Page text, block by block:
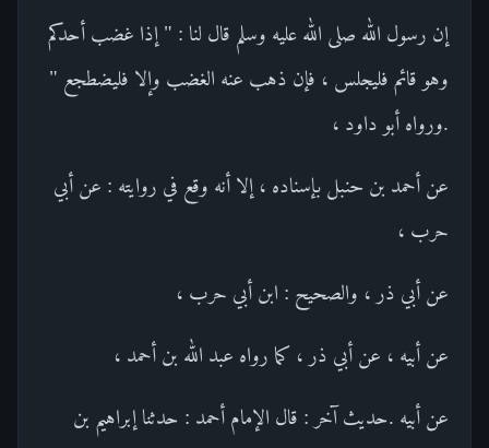
إن رسول الله صلى الله عليه وسلم قال لنا : " إذا غضب أحدكم
وهو قائم فليجلس ، فإن ذهب عنه الغضب وإلا فليضطجع "
.ورواه أبو داود ،
عن أحمد بن حنبل بإسناده ، إلا أنه وقع في روايته : عن أبي
حرب ،
عن أبي ذر ، والصحيح : ابن أبي حرب ،
عن أبيه ، عن أبي ذر ، كما رواه عبد الله بن أحمد ،
عن أبيه .حديث آخر : قال الإمام أحمد : حدثنا إبراهيم بن